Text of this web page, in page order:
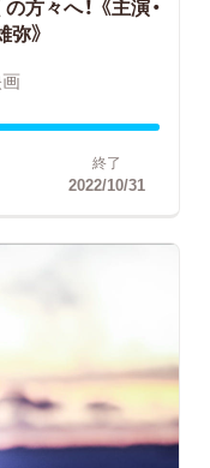
》
終了
2022/10/31